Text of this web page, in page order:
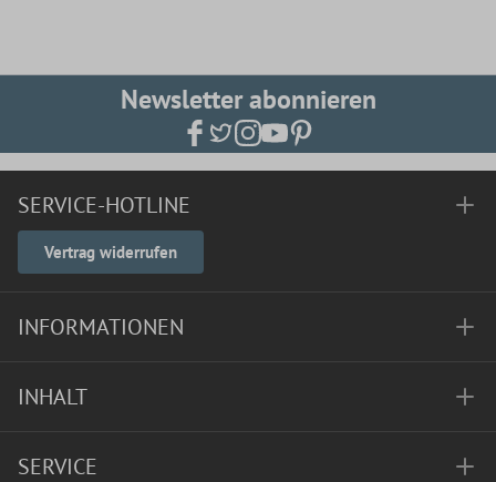
Newsletter abonnieren
SERVICE-HOTLINE
Vertrag widerrufen
INFORMATIONEN
INHALT
SERVICE